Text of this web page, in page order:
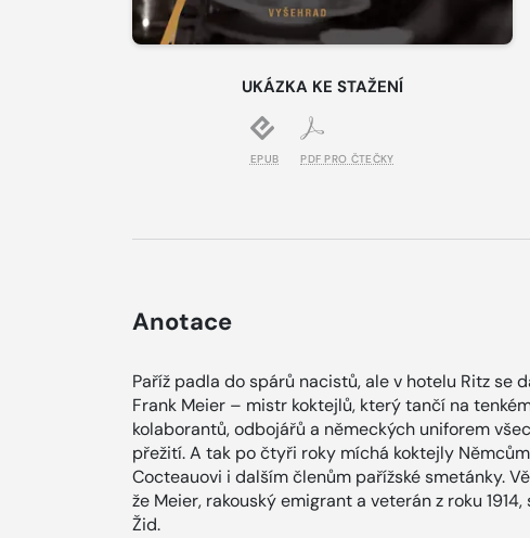
UKÁZKA KE STAŽENÍ
EPUB PDF PRO ČTEČKY
Anotace
Paříž padla do spárů nacistů, ale v hotelu Ritz se
Frank Meier – mistr koktejlů, který tančí na
kolaborantů, odbojářů a německých uniforem
přežití. A tak po čtyři roky míchá koktejly
Cocteauovi i dalším členům pařížské smetánky.
že Meier, rakouský emigrant a veterán z roku
Žid.